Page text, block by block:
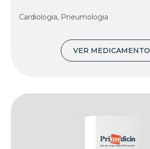
Cardiologia, Pneumologia
VER MEDICAMENTO